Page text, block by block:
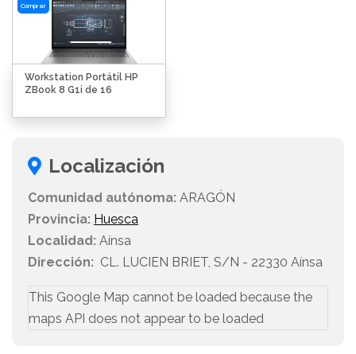
Comprar
Workstation Portátil HP
ZBook 8 G1i de 16
Localización
Comunidad autónoma: ARAGÓN
Provincia: Huesca
Localidad: Aínsa
Dirección: CL. LUCIEN BRIET, S/N - 22330 Aínsa
This Google Map cannot be loaded because the
maps API does not appear to be loaded